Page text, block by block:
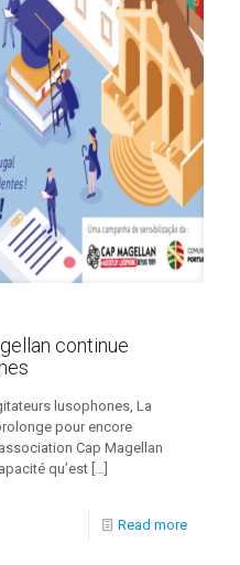
continue
lusophones, La
pour encore
Cap Magellan
qu’est […]
Read more